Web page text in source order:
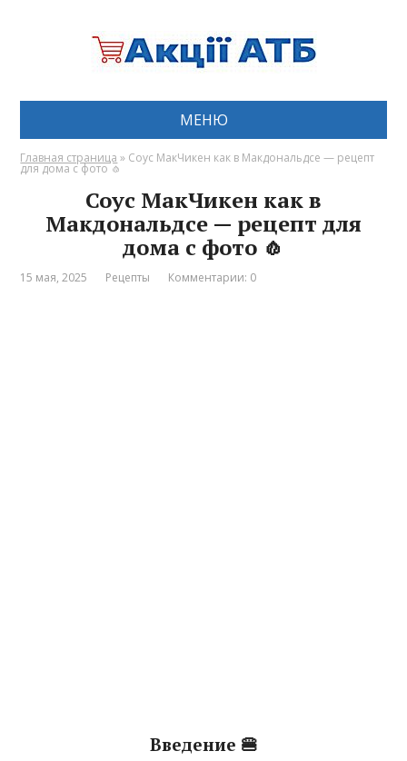
МЕНЮ
Главная страница » Соус МакЧикен как в Макдональдсе — рецепт
для дома с фото 🧄
Соус МакЧикен как в
Макдональдсе — рецепт для
дома с фото 🧄
15 мая, 2025 Рецепты Комментарии: 0
Введение 🍔